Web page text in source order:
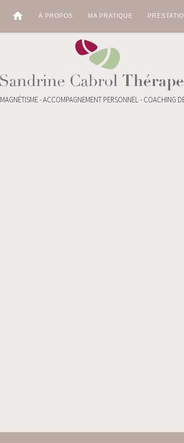
home À PROPOS MA PRATIQUE
MAGNÉTISME - ACCOMPAGNEMENT PERSONNEL - COACHING